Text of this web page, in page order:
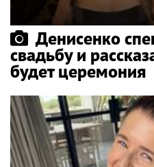
Денисенко
свадьбу и
будет церемония